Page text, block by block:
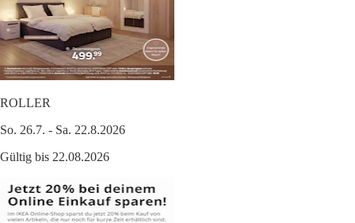
ROLLER
So. 26.7. - Sa. 22.8.2026
Gültig bis 22.08.2026